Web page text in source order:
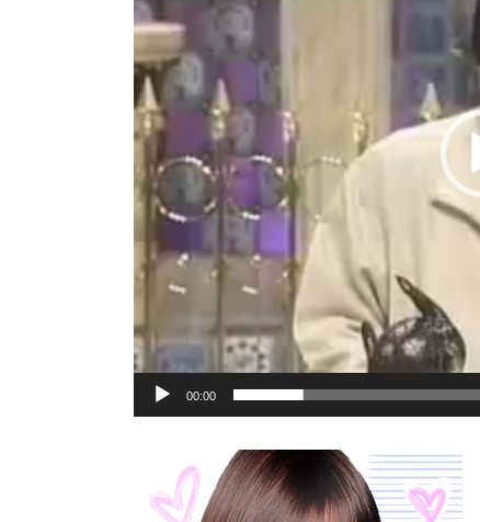
00:00